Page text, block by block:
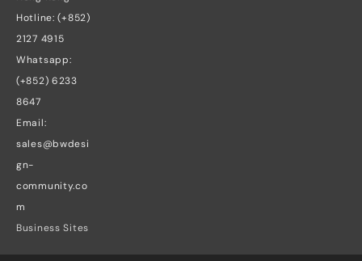
Hotline: (+852)
2127 4915
Whatsapp:
(+852) 6233
8647
Email:
sales@bwdesi
gn-
community.co
m
Business Sites